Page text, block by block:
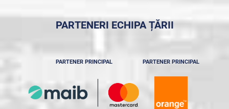
PARTENERI ECHIPA ȚĂRII
PARTENER PRINCIPAL PARTENER PRINCIPAL